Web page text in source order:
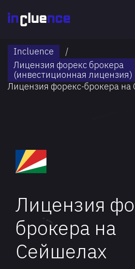
Incluence
/
Лицензия форекс брокера
(инвестиционная лицензия)
Лицензия форекс-брокера на
Лицензия
брокера на
Сейшелах